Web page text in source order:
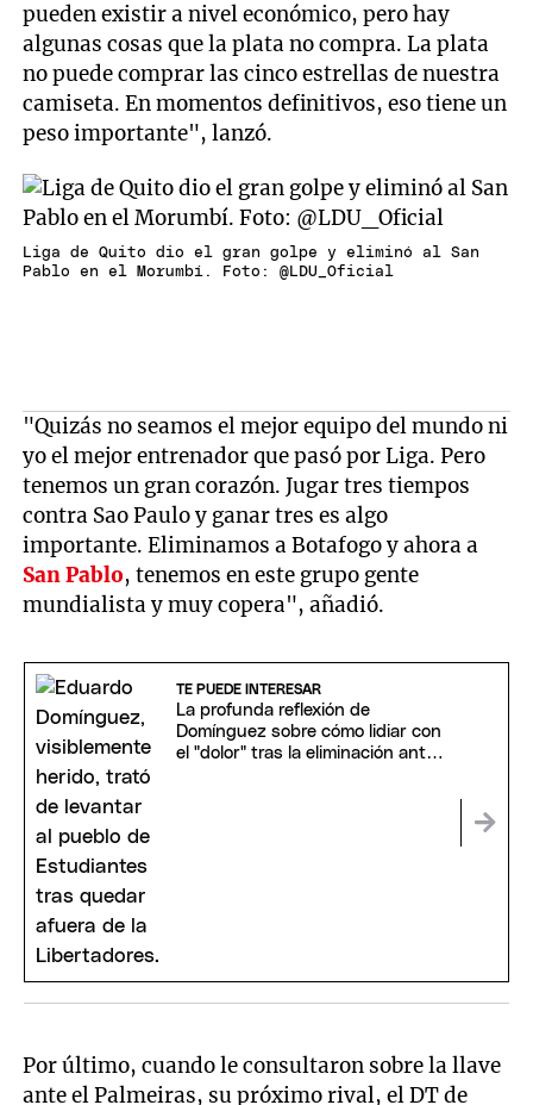
pueden existir a nivel económico, pero hay
algunas cosas que la plata no compra. La plata
no puede comprar las cinco estrellas de nuestra
camiseta. En momentos definitivos, eso tiene un
peso importante", lanzó.
Liga de Quito dio el gran golpe y eliminó al San
Pablo en el Morumbí. Foto: @LDU_Oficial
"Quizás no seamos el mejor equipo del mundo ni
yo el mejor entrenador que pasó por Liga. Pero
tenemos un gran corazón. Jugar tres tiempos
contra Sao Paulo y ganar tres es algo
importante. Eliminamos a Botafogo y ahora a
San Pablo, tenemos en este grupo gente
mundialista y muy copera", añadió.
TE PUEDE INTERESAR
La profunda reflexión de
Domínguez sobre cómo lidiar con
el "dolor" tras la eliminación ante
Por último, cuando le consultaron sobre la llave
ante el Palmeiras, su próximo rival, el DT de